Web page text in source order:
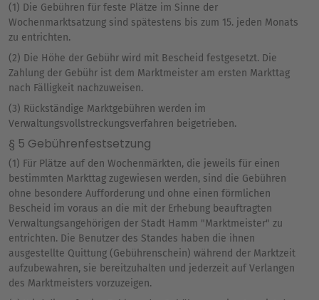
(1) Die Gebühren für feste Plätze im Sinne der
Wochenmarktsatzung sind spätestens bis zum 15. jeden Monats
zu entrichten.
(2) Die Höhe der Gebühr wird mit Bescheid festgesetzt. Die
Zahlung der Gebühr ist dem Marktmeister am ersten Markttag
nach Fälligkeit nachzuweisen.
(3) Rückständige Marktgebühren werden im
Verwaltungsvollstreckungsverfahren beigetrieben.
§ 5 Gebührenfestsetzung
(1) Für Plätze auf den Wochenmärkten, die jeweils für einen
bestimmten Markttag zugewiesen werden, sind die Gebühren
ohne besondere Aufforderung und ohne einen förmlichen
Bescheid im voraus an die mit der Erhebung beauftragten
Verwaltungsangehörigen der Stadt Hamm "Marktmeister" zu
entrichten. Die Benutzer des Standes haben die ihnen
ausgestellte Quittung (Gebührenschein) während der Marktzeit
aufzubewahren, sie bereitzuhalten und jederzeit auf Verlangen
des Marktmeisters vorzuzeigen.